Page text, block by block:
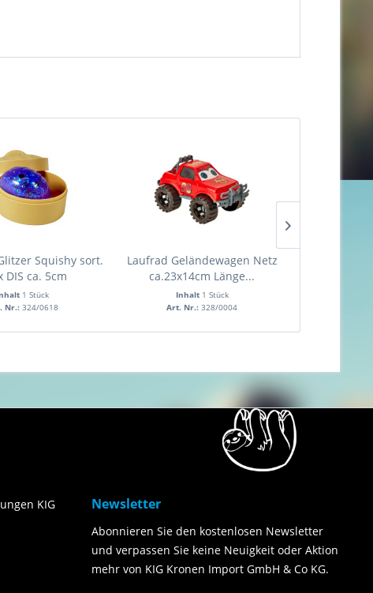
Squishy sort.
DIS ca. 5cm
1 Stück
Nr.: 324/0618
Laufrad Geländewagen Netz
ca.23x14cm Länge...
Inhalt 1 Stück
Art. Nr.:328/0004
KIG
Newsletter
Abonnieren Sie den kostenlosen Newsletter
und verpassen Sie keine Neuigkeit oder Aktion
mehr von KIG Kronen Import GmbH & Co KG.